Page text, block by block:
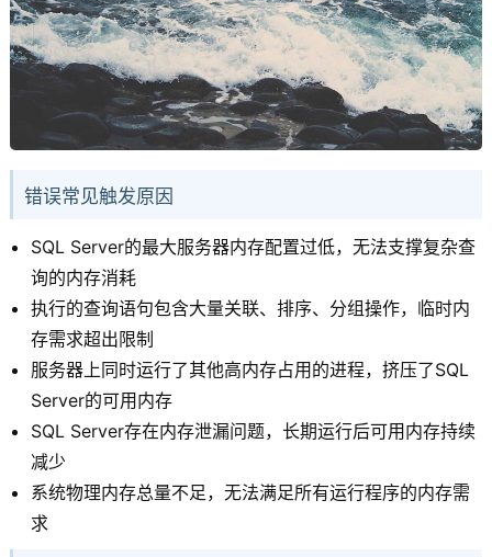
错误常见触发原因
SQL Server的最大服务器内存配置过低，无法支撑复杂查
询的内存消耗
执行的查询语句包含大量关联、排序、分组操作，临时内
存需求超出限制
服务器上同时运行了其他高内存占用的进程，挤压了SQL
Server的可用内存
SQL Server存在内存泄漏问题，长期运行后可用内存持续
减少
系统物理内存总量不足，无法满足所有运行程序的内存需
求